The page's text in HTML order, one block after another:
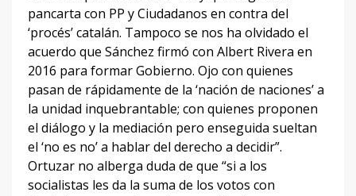
pancarta con PP y Ciudadanos en contra del
‘procés’ catalán. Tampoco se nos ha olvidado el
acuerdo que Sánchez firmó con Albert Rivera en
2016 para formar Gobierno. Ojo con quienes
pasan de rápidamente de la ‘nación de naciones’ a
la unidad inquebrantable; con quienes proponen
el diálogo y la mediación pero enseguida sueltan
el ‘no es no’ a hablar del derecho a decidir”.
Ortuzar no alberga duda de que “si a los
socialistas les da la suma de los votos con